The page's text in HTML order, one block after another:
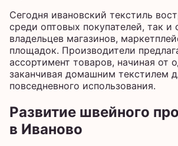
Сегодня ивановский текстиль
среди оптовых покупателей, так и
владельцев магазинов,
площадок. Производители
ассортимент товаров, начиная от
заканчивая домашним текстилем
повседневного использования.
Развитие швейного
в Иваново